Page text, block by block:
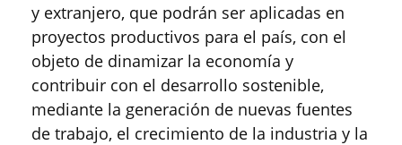
y extranjero, que podrán ser aplicadas en
proyectos productivos para el país, con el
objeto de dinamizar la economía y
contribuir con el desarrollo sostenible,
mediante la generación de nuevas fuentes
de trabajo, el crecimiento de la industria y la